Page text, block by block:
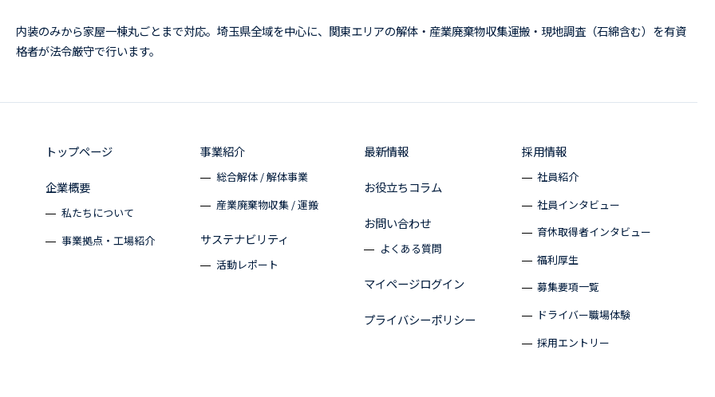
内装のみから家屋一棟丸ごとまで対応。埼玉県全域を中心に、関東エリアの解体・産業廃棄物収集運搬・現地調査（石綿含む）を有資
格者が法令厳守で行います。
トップページ
企業概要
私たちについて
事業拠点・工場紹介
事業紹介
総合解体 / 解体事業
産業廃棄物収集 / 運搬
サステナビリティ
活動レポート
最新情報
お役立ちコラム
お問い合わせ
よくある質問
マイページログイン
プライバシーポリシー
採用情報
社員紹介
社員インタビュー
育休取得者インタビュー
福利厚生
募集要項一覧
ドライバー職場体験
採用エントリー